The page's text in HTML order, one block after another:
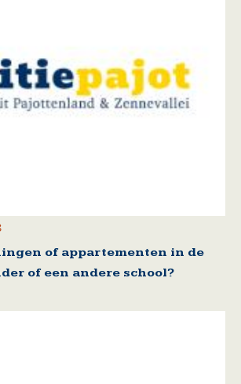
of appartementen in de
of een andere school?